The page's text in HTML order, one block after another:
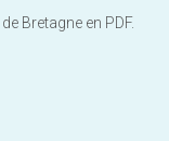
Bretagne en PDF.